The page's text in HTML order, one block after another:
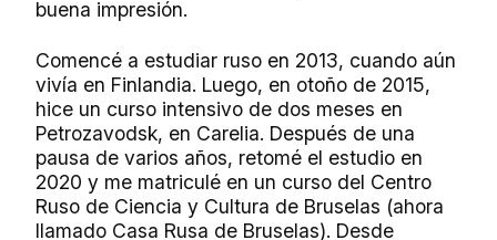
buena impresión.
Comencé a estudiar ruso en 2013, cuando aún
vivía en Finlandia. Luego, en otoño de 2015,
hice un curso intensivo de dos meses en
Petrozavodsk, en Carelia. Después de una
pausa de varios años, retomé el estudio en
2020 y me matriculé en un curso del Centro
Ruso de Ciencia y Cultura de Bruselas (ahora
llamado Casa Rusa de Bruselas). Desde